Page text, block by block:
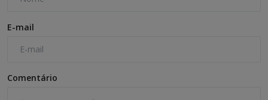
E-mail
Comentário